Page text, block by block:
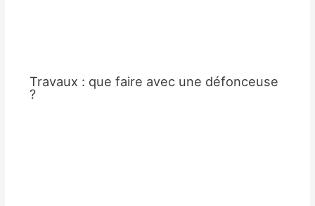
Travaux : que faire avec une défonceuse
?